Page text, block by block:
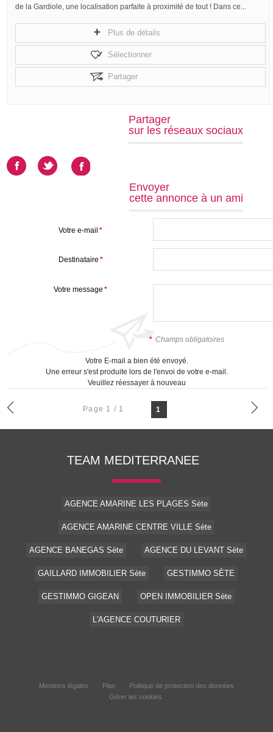
de la Gardiole, une localisation parfaite à proximité de tout ! Dans ce...
Plus de détails
Sélectionner
Partager
Partager
sur les réseaux sociaux
Envoyer
cette annonce à un ami
Votre e-mail *
Destinataire *
Votre message *
* Champs obligatoires
Votre E-mail a bien été envoyé.
Une erreur s'est produite lors de l'envoi de votre e-mail.
Veuillez réessayer à nouveau
Page 1 / 1 1
TEAM MEDITERRANEE
AGENCE AMARINE LES PLAGES Sète
AGENCE AMARINE CENTRE VILLE Sète
AGENCE BANEGAS Sète AGENCE DU LEVANT Sète
GAILLARD IMMOBILIER Sète GESTIMMO SÈTE
GESTIMMO GIGEAN OPEN IMMOBILIER Sète
L'AGENCE COUTURIER
Mentions légales Plan
Politique de protection des données
Gérer les cookies